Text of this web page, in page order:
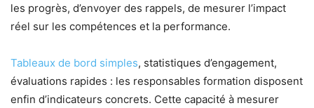
les progrès, d’envoyer des rappels, de mesurer l’impact
réel sur les compétences et la performance.
Tableaux de bord simples, statistiques d’engagement,
évaluations rapides : les responsables formation disposent
enfin d’indicateurs concrets. Cette capacité à mesurer